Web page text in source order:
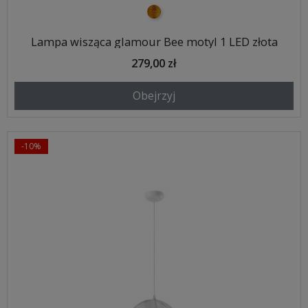
złoty
Lampa wisząca glamour Bee motyl 1 LED złota
279,00 zł
Obejrzyj
-10%